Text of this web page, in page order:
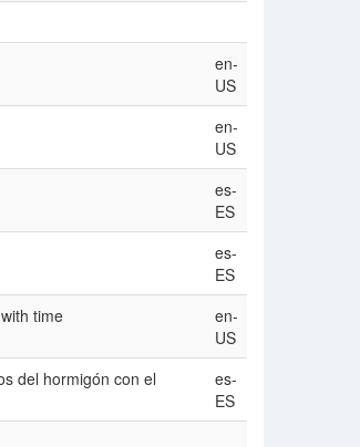
en-
US
en-
US
es-
ES
es-
ES
time
en-
US
del hormigón con el
es-
ES